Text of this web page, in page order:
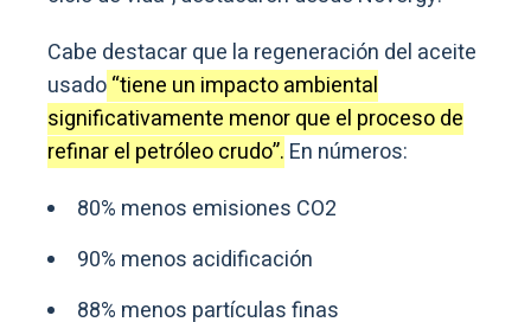
Cabe destacar que la regeneración del aceite
usado“tiene un impacto ambiental
significativamente menor que el proceso de
refinar el petróleo crudo”. En números:
80% menos emisiones CO2
90% menos acidificación
88% menos partículas finas